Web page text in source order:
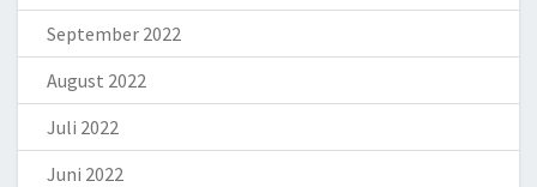
September 2022
August 2022
Juli 2022
Juni 2022